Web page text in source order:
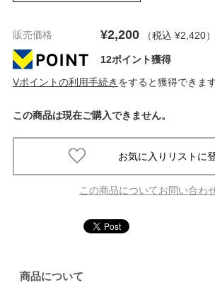
販売価格 ¥2,200 （税込 ¥2,420）
12ポイント獲得
Vポイントの利用手続き をすると獲得できま
この商品は現在ご購入できません。
この商品についてお問い合わ
商品について